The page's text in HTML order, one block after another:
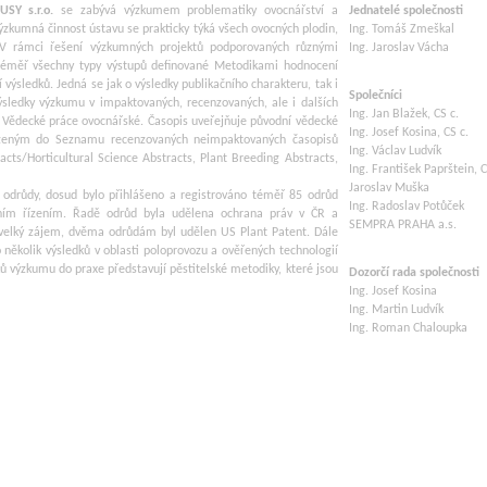
s.r.o.se zabývá výzkumem problematiky ovocnářství a
činnost ústavu se prakticky týká všech ovocných plodin,
řešení výzkumných projektů podporovaných různými
všechny typy výstupů definované Metodikami hodnocení
Jedná se jak o výsledky publikačního charakteru, tak i
výzkumu v impaktovaných, recenzovaných, ale i dalších
práce ovocnářské. Časopis uveřejňuje původní vědecké
do Seznamu recenzovaných neimpaktovaných časopisů
Horticultural Science Abstracts, Plant Breeding Abstracts,
dosud bylo přihlášeno a registrováno téměř 85 odrůd
řízením. Řadě odrůd byla udělena ochrana práv v ČR a
zájem, dvěma odrůdám byl udělen US Plant Patent. Dále
výsledků v oblasti poloprovozu a ověřených technologií
výzkumu do praxe představují pěstitelské metodiky, které jsou
Jednatelé společnosti
Ing. Tomáš Zmeškal
Ing. Jaroslav Vácha
Společníci
Ing. Jan Blažek, CS c.
Ing. Josef Kosina, CS c.
Ing. Václav Ludvík
Ing. František Paprštein,
Jaroslav Muška
Ing. Radoslav Potůček
SEMPRA PRAHA a.s.
Dozorčí rada společnosti
Ing. Josef Kosina
Ing. Martin Ludvík
Ing. Roman Chaloupka